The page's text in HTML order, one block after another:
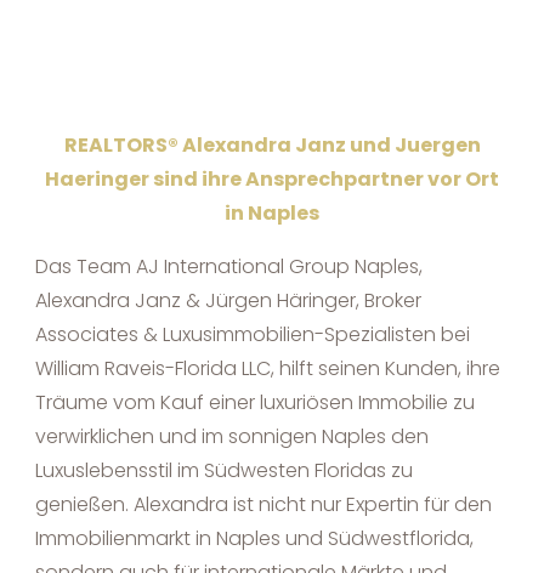
REALTORS® Alexandra Janz und Juergen
Haeringer sind ihre Ansprechpartner vor Ort
in Naples
Das Team AJ International Group Naples,
Alexandra Janz & Jürgen Häringer, Broker
Associates & Luxusimmobilien-Spezialisten bei
William Raveis-Florida LLC, hilft seinen Kunden, ihre
Träume vom Kauf einer luxuriösen Immobilie zu
verwirklichen und im sonnigen Naples den
Luxuslebensstil im Südwesten Floridas zu
genießen. Alexandra ist nicht nur Expertin für den
Immobilienmarkt in Naples und Südwestflorida,